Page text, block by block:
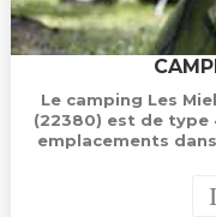
Le camping Les
(22380) est de type
emplacements